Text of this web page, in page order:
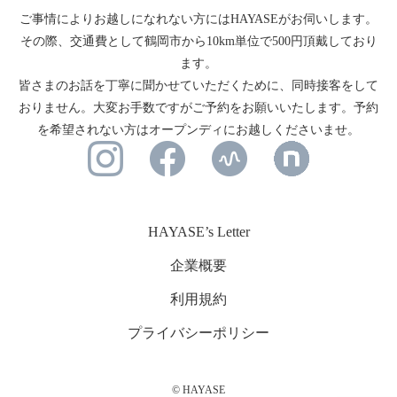
ご事情によりお越しになれない方にはHAYASEがお伺いします。
その際、交通費として鶴岡市から10km単位で500円頂戴しており
ます。
皆さまのお話を丁寧に聞かせていただくために、同時接客をして
おりません。大変お手数ですがご予約をお願いいたします。予約
を希望されない方はオープンディにお越しくださいませ。
HAYASE’s Letter
企業概要
利用規約
プライバシーポリシー
© HAYASE